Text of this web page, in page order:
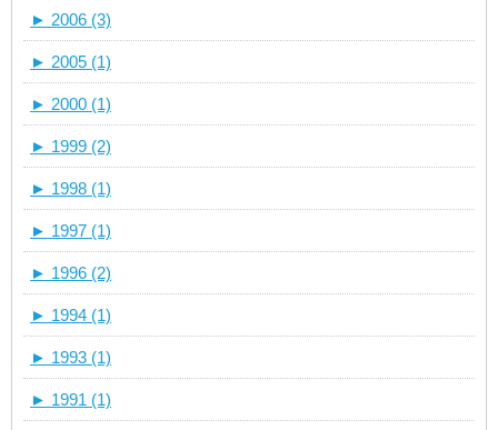
► 2006 (3)
► 2005 (1)
► 2000 (1)
► 1999 (2)
► 1998 (1)
► 1997 (1)
► 1996 (2)
► 1994 (1)
► 1993 (1)
► 1991 (1)